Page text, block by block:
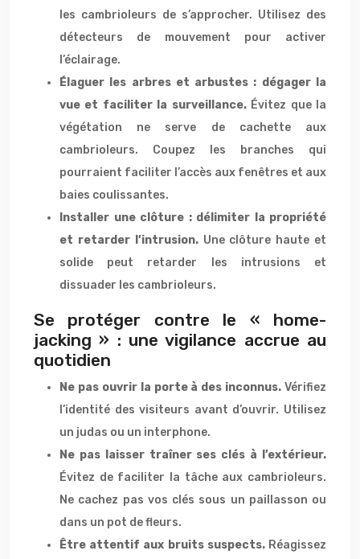
les cambrioleurs de s’approcher. Utilisez des
détecteurs de mouvement pour activer
l’éclairage.
Élaguer les arbres et arbustes : dégager la
vue et faciliter la surveillance. Évitez que la
végétation ne serve de cachette aux
cambrioleurs. Coupez les branches qui
pourraient faciliter l’accès aux fenêtres et aux
baies coulissantes.
Installer une clôture : délimiter la propriété
et retarder l’intrusion. Une clôture haute et
solide peut retarder les intrusions et
dissuader les cambrioleurs.
Se protéger contre le « home-
jacking » : une vigilance accrue au
quotidien
Ne pas ouvrir la porte à des inconnus. Vérifiez
l’identité des visiteurs avant d’ouvrir. Utilisez
un judas ou un interphone.
Ne pas laisser traîner ses clés à l’extérieur.
Évitez de faciliter la tâche aux cambrioleurs.
Ne cachez pas vos clés sous un paillasson ou
dans un pot de fleurs.
Être attentif aux bruits suspects. Réagissez